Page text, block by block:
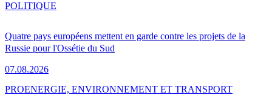
Quatre pays européens mettent en garde contre les projets de la
Russie pour l'Ossétie du Sud
07.08.2026
POLITIQUE
PROENERGIE, ENVIRONNEMENT ET TRANSPORT